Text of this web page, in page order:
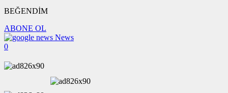
BEĞENDİM
ABONE OL
News
0